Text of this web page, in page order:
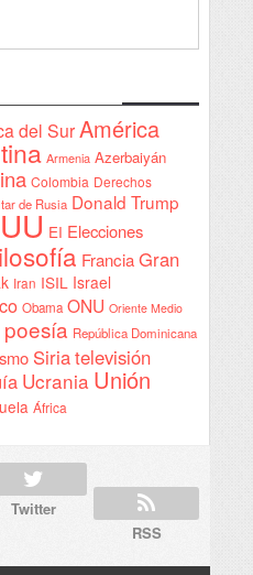
Yeda
en
Sudán
del SurAmérica
Armenia Azerbaiyán
Colombia Derechos
de Rusia Donald Trump
EI Elecciones
Francia Gran
Iran ISIL Israel
Obama ONU Oriente Medio
poesía República Dominicana
Siriatelevisión
Ucrania Unión
África
Twitter
RSS